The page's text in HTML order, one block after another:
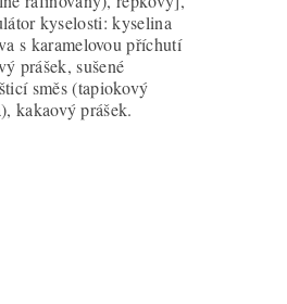
kyselosti: kyselina
s karamelovou příchutí
prášek, sušené
směs (tapiokový
kakaový prášek.